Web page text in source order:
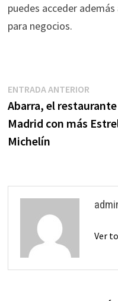
puedes acceder
para negocios.
Navegación
de
entradas
ENTRADA ANTERIOREntrada
Abarra, el
Madrid con más
Michelín
Ver